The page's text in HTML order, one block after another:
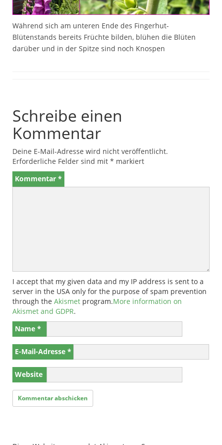
Während sich am unteren Ende des Fingerhut-
Blütenstands bereits Früchte bilden, blühen die Blüten
darüber und in der Spitze sind noch Knospen
Schreibe einen
Kommentar
Deine E-Mail-Adresse wird nicht veröffentlicht.
Erforderliche Felder sind mit * markiert
Kommentar *
I accept that my given data and my IP address is sent to a
server in the USA only for the purpose of spam prevention
through the Akismet program.More information on
Akismet and GDPR.
Name *
E-Mail-Adresse *
Website